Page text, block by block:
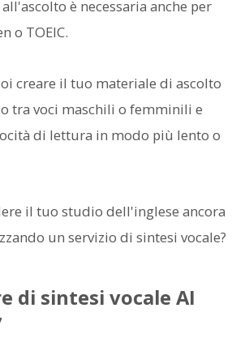
è necessaria anche per
o TOEIC.
creare il tuo materiale di ascolto
tra voci maschili o femminili e
di lettura in modo più lento o
il tuo studio dell'inglese ancora
un servizio di sintesi vocale?
di sintesi vocale AI